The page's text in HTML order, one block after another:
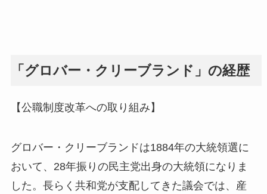
「グロバー・クリーブランド」の経歴
【公職制度改革への取り組み】
グロバー・クリーブランドは1884年の大統領選に
おいて、28年振りの民主党出身の大統領になりま
した。長らく共和党が支配してきた議会では、産